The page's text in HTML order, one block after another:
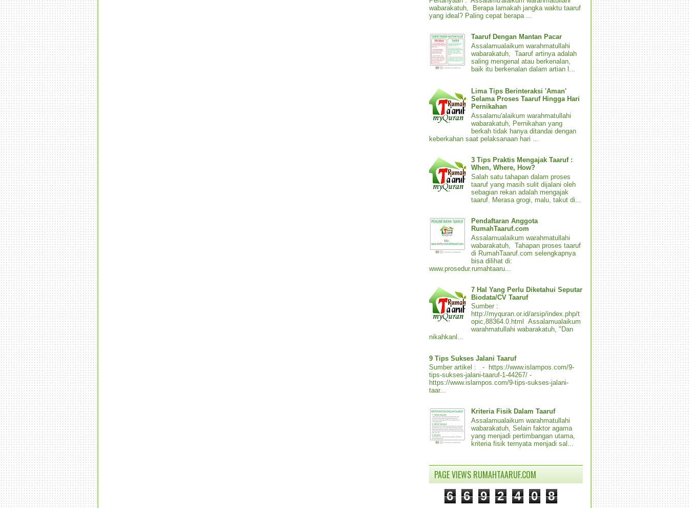
wabarakatuh, Berapa lamakah jangka waktu taaruf
yang ideal? Paling cepat berapa ...
Taaruf Dengan Mantan Pacar
Assalamualaikum warahmatullahi
wabarakatuh, Taaruf artinya adalah
saling mengenal atau berkenalan,
baik itu berkenalan dalam artian l...
Lima Tips Berinteraksi 'Aman'
Selama Proses Taaruf Hingga Hari
Pernikahan
Assalamu'alaikum warahmatullahi
wabarakatuh, Pernikahan yang
berkah tidak hanya ditandai dengan
keberkahan saat pelaksanaan hari ...
3 Tips Praktis Mengajak Taaruf :
When, Where, How?
Salah satu tahapan dalam proses
taaruf yang masih sulit dijalani oleh
sebagian rekan adalah mengajak
taaruf. Merasa grogi, malu, takut di...
Pendaftaran Anggota
RumahTaaruf.com
Assalamualaikum warahmatullahi
wabarakatuh, Tahapan proses taaruf
di RumahTaaruf.com selengkapnya
bisa dilihat di:
www.prosedur.rumahtaaru...
7 Hal Yang Perlu Diketahui Seputar
Biodata/CV Taaruf
Sumber :
http://myquran.or.id/arsip/index.php/t
opic,88364.0.html Assalamualaikum
warahmatullahi wabarakatuh, "Dan
nikahkanl...
9 Tips Sukses Jalani Taaruf
Sumber artikel : - https://www.islampos.com/9-
tips-sukses-jalani-taaruf-1-44267/ -
https://www.islampos.com/9-tips-sukses-jalani-
taar...
Kriteria Fisik Dalam Taaruf
Assalamualaikum warahmatullahi
wabarakatuh, Selain faktor agama
yang menjadi pertimbangan utama,
kriteria fisik ternyata menjadi sal...
PAGE VIEWS RUMAHTAARUF.COM
6 6 9 2 4 0 8